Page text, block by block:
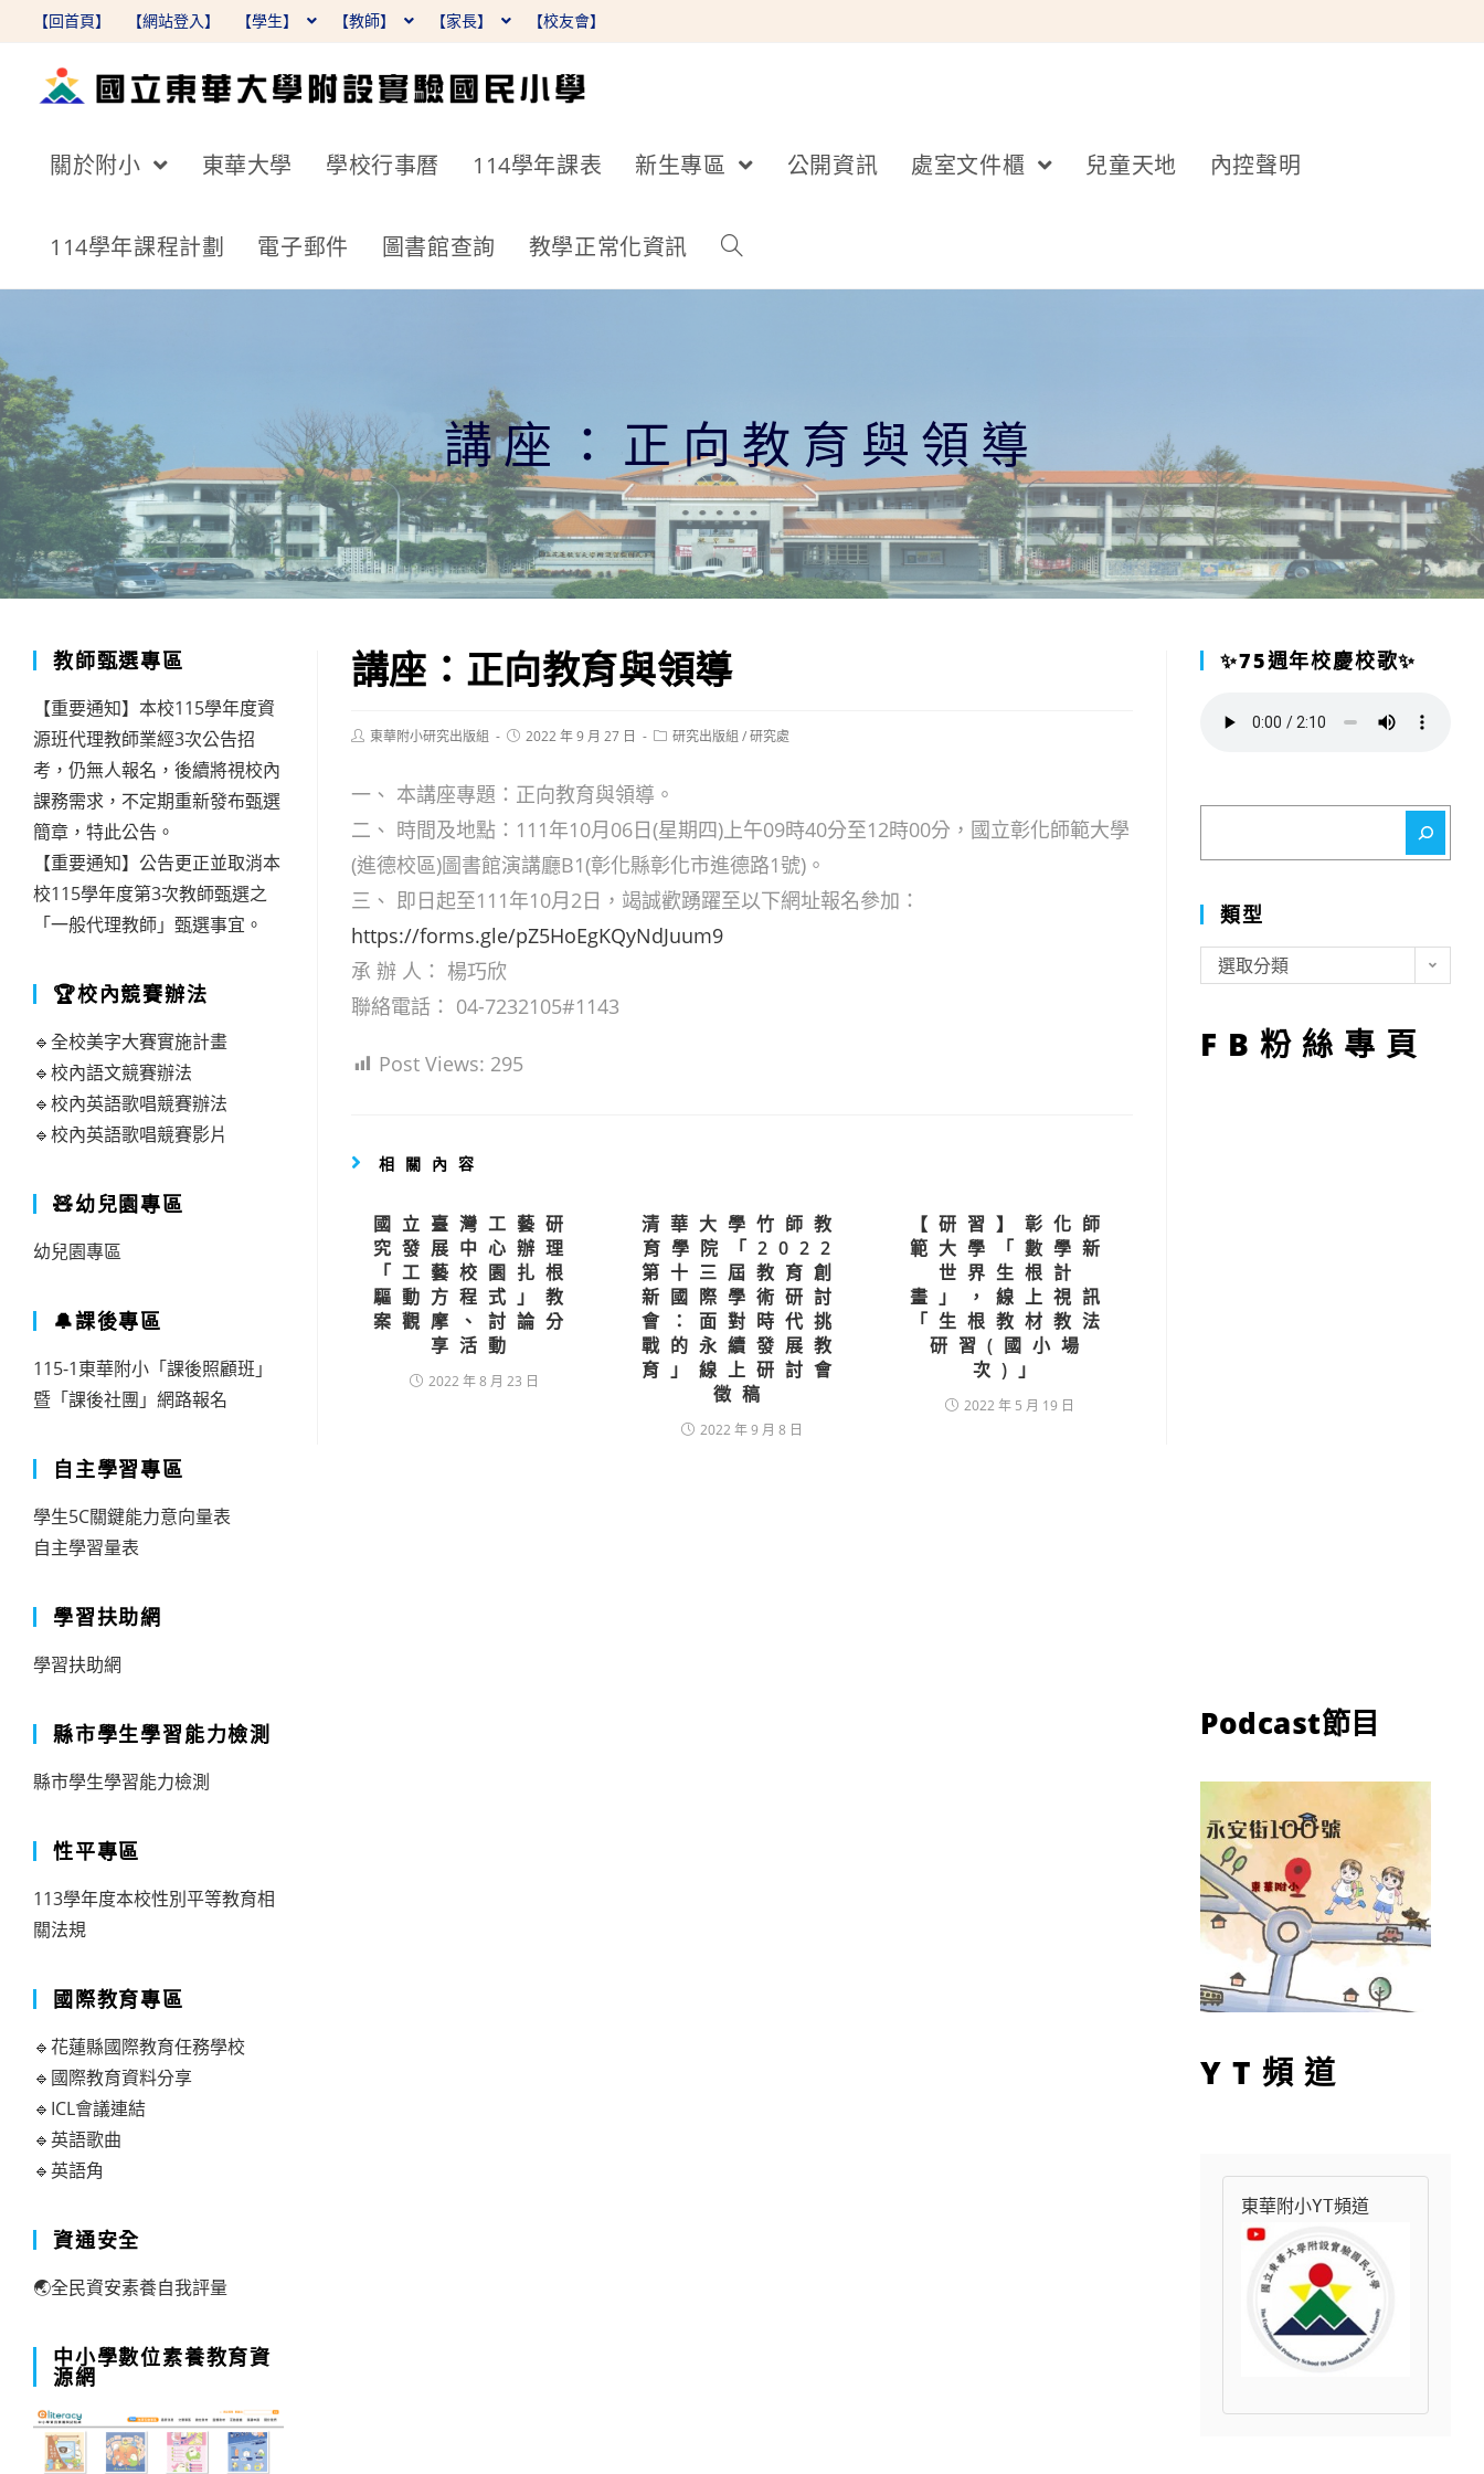
【回首頁】 【網站登入】 【學生】 【教師】 【家長】 【校友會】
關於附小 東華大學 學校行事曆 114學年課表 新生專區 公開資訊 處室文件櫃 兒童天地 內控聲明
114學年課程計劃 電子郵件 圖書館查詢 教學正常化資訊
講座：正向教育與領導
講座：正向教育與領導
Post東華附小研究出版組
Post2022 年 9 月 27 日
Post研究出版組 /研究處
一、 本講座專題：正向教育與領導。
二、 時間及地點：111年10月06日(星期四)上午09時40分至12時00分，國立彰化師範大學
(進德校區)圖書館演講廳B1(彰化縣彰化市進德路1號)。
三、 即日起至111年10月2日，竭誠歡踴躍至以下網址報名參加：
https://forms.gle/pZ5HoEgKQyNdJuum9
承 辦 人： 楊巧欣
聯絡電話： 04-7232105#1143
Post Views: 295
相關內容
國立臺灣工藝研
究發展中心辦理
「工藝校園扎根
驅動方程式」教
案觀摩、討論分
享活動
2022 年 8 月 23 日
清華大學竹師教
育學院「2022
第十三屆教育創
新國際學術研討
會：面對時代挑
戰的永續發展教
育」線上研討會
徵稿
2022 年 9 月 8 日
【研習】彰化師
範大學「數學新
世界生根計
畫」，線上視訊
「生根教材教法
研習(國小場
次)」
2022 年 5 月 19 日
教師甄選專區
【重要通知】本校115學年度資
源班代理教師業經3次公告招
考，仍無人報名，後續將視校內
課務需求，不定期重新發布甄選
簡章，特此公告。
【重要通知】公告更正並取消本
校115學年度第3次教師甄選之
「一般代理教師」甄選事宜。
🏆校內競賽辦法
🔹全校美字大賽實施計畫
🔹校內語文競賽辦法
🔹校內英語歌唱競賽辦法
🔹校內英語歌唱競賽影片
🧸幼兒園專區
幼兒園專區
🔔課後專區
115-1東華附小「課後照顧班」
暨「課後社團」網路報名
自主學習專區
學生5C關鍵能力意向量表
自主學習量表
學習扶助網
學習扶助網
縣市學生學習能力檢測
縣市學生學習能力檢測
性平專區
113學年度本校性別平等教育相
關法規
國際教育專區
🔹花蓮縣國際教育任務學校
🔹國際教育資料分享
🔹ICL會議連結
🔹英語歌曲
🔹英語角
資通安全
🌏全民資安素養自我評量
中小學數位素養教育資
源網
✨75週年校慶校歌✨
類型
型
選取分類
FB粉絲專頁
Podcast節目
YT頻道
東華附小YT頻道